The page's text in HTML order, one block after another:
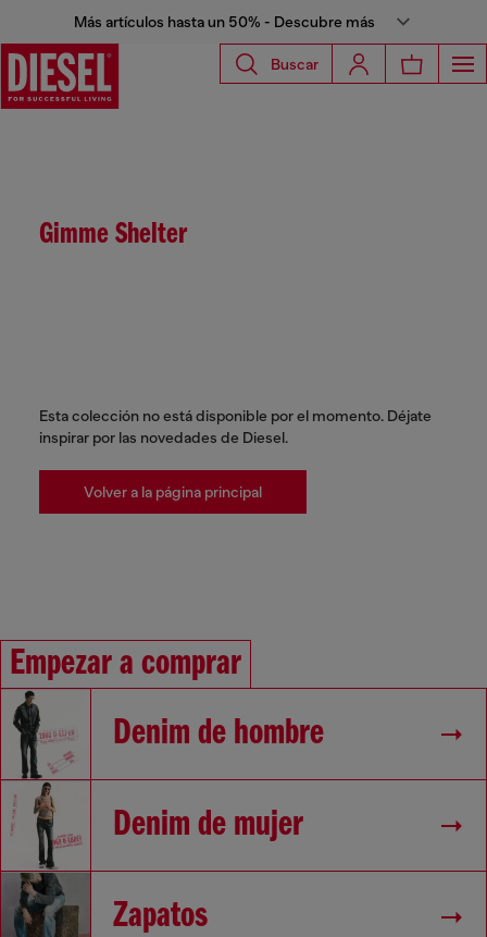
Más artículos hasta un 50% - Descubre más
Buscar
Gimme Shelter
Esta colección no está disponible por el momento. Déjate
inspirar por las novedades de Diesel.
Volver a la página principal
Empezar a comprar
Denim de hombre
Denim de mujer
Zapatos